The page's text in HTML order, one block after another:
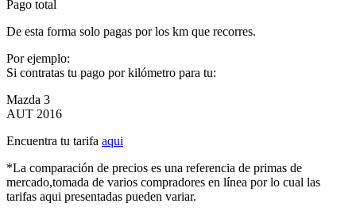
Pago total
De esta forma solo pagas por los km que recorres.
Por ejemplo:
Si contratas tu pago por kilómetro para tu:
Mazda 3
AUT 2016
Encuentra tu tarifa aqui
*La comparación de precios es una referencia de primas de
mercado,tomada de varios compradores en línea por lo cual las
tarifas aqui presentadas pueden variar.